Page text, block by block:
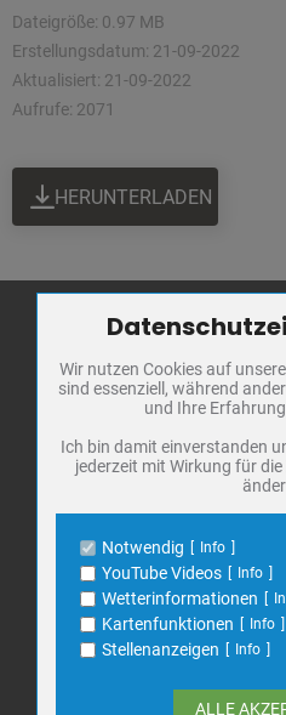
Dateigröße: 0.97 MB
Erstellungsdatum: 21-09-2022
Aktualisiert: 21-09-2022
Aufrufe: 2071
HERUNTERLADEN
Markt
06567
E-Mail:info@bad-
Search
for:
Zum Betrieb der Seite
Name
PHP Session
Anbieter
Eigentümer
Schutz
Cookie Name
PHPSESSID,
Name
Anbieter
Eigentümer
Zweck
Speichert die
bezüglich der
Cookie Name
dywc
1 Jahr
Wir nutzen Cookies auf
sind essenziell, während
und Ihre
Ich bin damit einverstanden
jederzeit mit Wirkung für
Notwendig Info
YouTube Videos Info
Wetterinformationen
Kartenfunktionen Info
Stellenanzeigen Info
ALLE